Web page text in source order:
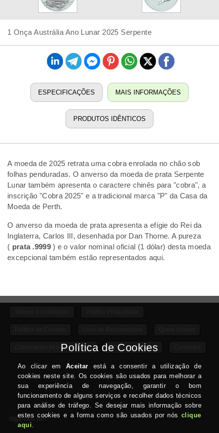
1 Onça Austrália Ano Lunar 2025 Serpente
ESPECIFICAÇÕES MAIS INFORMAÇÕES
PRODUTOS IDÊNTICOS
A moeda de 2025 retrata uma cobra enrolada no chão sob
folhas penduradas. O anverso da moeda de prata Serpente
Lunar também apresenta o caractere chinês para "cobra", a
inscrição "Cobra 2025" e a tradicional marca "P" da Casa da
Moeda de Perth.
O anverso da moeda de prata apresenta a efígie do Rei da
Inglaterra, Carlos III, desenhada por Dan Thorne. A pureza
( prata .9999) e o valor nominal oficial (1 dólar) desta moeda
excepcional também estão representados aqui.
Compramos Moedas e Notas DPD Lojas Pickup
siga-nos no: